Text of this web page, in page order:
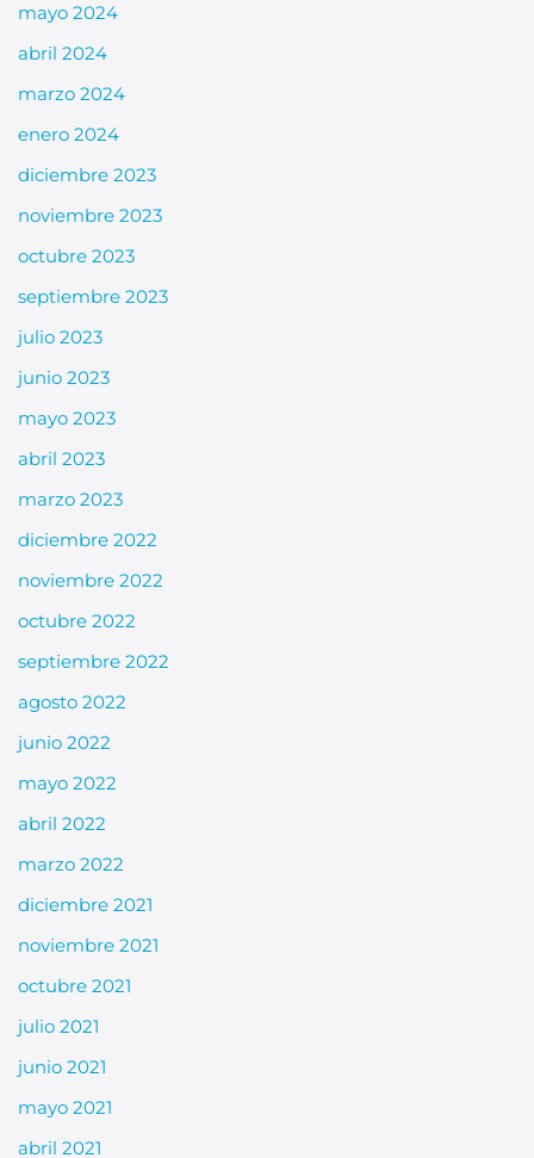
mayo 2024
abril 2024
marzo 2024
enero 2024
diciembre 2023
noviembre 2023
octubre 2023
septiembre 2023
julio 2023
junio 2023
mayo 2023
abril 2023
marzo 2023
diciembre 2022
noviembre 2022
octubre 2022
septiembre 2022
agosto 2022
junio 2022
mayo 2022
abril 2022
marzo 2022
diciembre 2021
noviembre 2021
octubre 2021
julio 2021
junio 2021
mayo 2021
abril 2021